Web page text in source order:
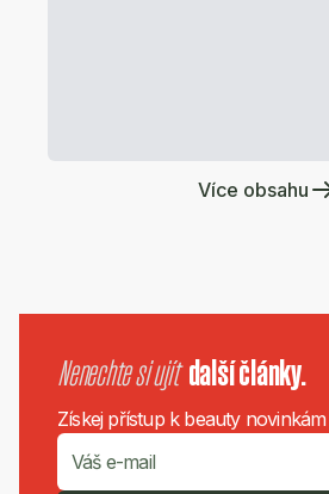
Více obsahu
Nenechte si ujít další články.
Získej přístup k beauty